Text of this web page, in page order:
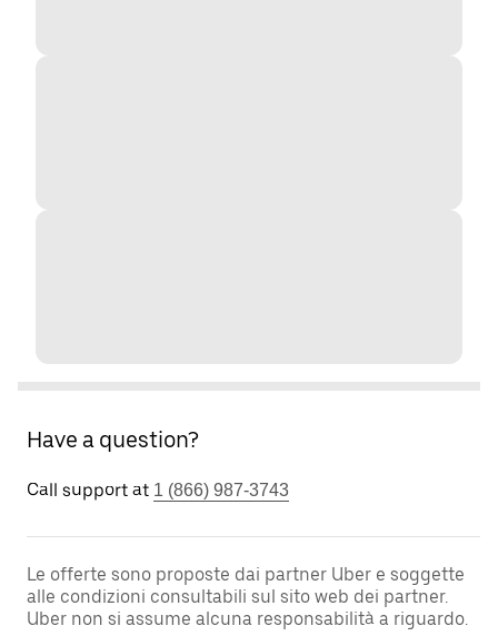
Have a question?
Call support at 1 (866) 987-3743
Le offerte sono proposte dai partner Uber e soggette
alle condizioni consultabili sul sito web dei partner.
Uber non si assume alcuna responsabilità a riguardo.